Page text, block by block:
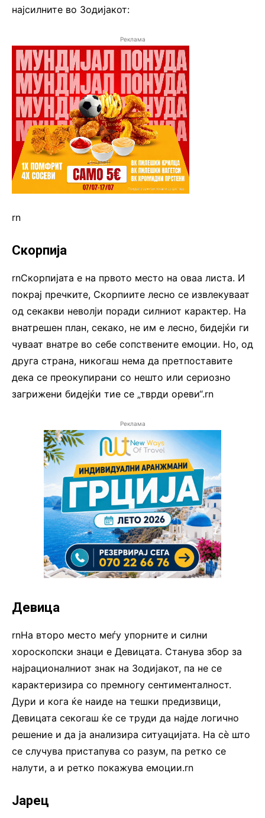
најсилните во Зодијакот:
Реклама
rn
Скорпија
rnСкорпијата е на првото место на оваа листа. И
покрај пречките, Скорпиите лесно се извлекуваат
од секакви неволји поради силниот карактер. На
внатрешен план, секако, не им е лесно, бидејќи ги
чуваат внатре во себе сопствените емоции. Но, од
друга страна, никогаш нема да претпоставите
дека се преокупирани со нешто или сериозно
загрижени бидејќи тие се „тврди ореви“.rn
Реклама
Девица
rnНа второ место меѓу упорните и силни
хороскопски знаци е Девицата. Станува збор за
најрационалниот знак на Зодијакот, па не се
карактеризира со премногу сентименталност.
Дури и кога ќе наиде на тешки предизвици,
Девицата секогаш ќе се труди да најде логично
решение и да ја анализира ситуацијата. На сè што
се случува пристапува со разум, па ретко се
налути, а и ретко покажува емоции.rn
Јарец